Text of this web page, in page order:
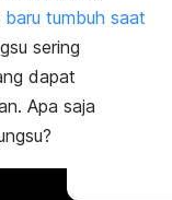
baru tumbuh saat
sering
dapat
Apa saja